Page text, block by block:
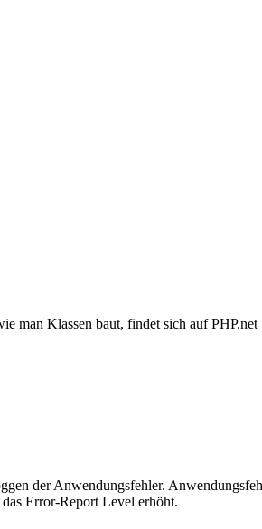
man Klassen baut, findet sich auf PHP.net
der Anwendungsfehler.
Error-Report Level erhöht.